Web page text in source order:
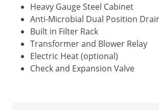
Heavy Gauge Steel Cabinet
Anti-Microbial Dual Position
Built in Filter Rack
Transformer and Blower Relay
Electric Heat (optional)
Check and Expansion Valve